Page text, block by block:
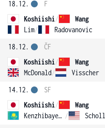
18.12.
Koshiishi/
Wang
Lim/ Radovanovic
F
18.12.
Koshiishi/
Wang
McDonald/ Visscher
ČF
14.12.
Koshiishi/
Wang
Kenzhibayeva / Scholl
SF